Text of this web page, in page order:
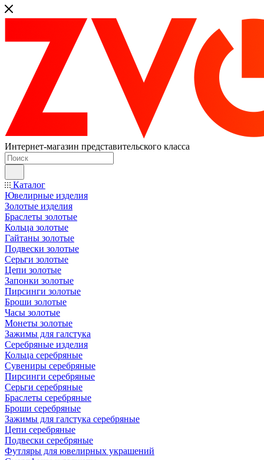
Интернет-магазин представительского класса
Каталог
Ювелирные изделия
Золотые изделия
Браслеты золотые
Кольца золотые
Гайтаны золотые
Подвески золотые
Серьги золотые
Цепи золотые
Запонки золотые
Пирсинги золотые
Броши золотые
Часы золотые
Монеты золотые
Зажимы для галстука
Серебряные изделия
Кольца серебряные
Сувениры серебряные
Пирсинги серебряные
Серьги серебряные
Браслеты серебряные
Броши серебряные
Зажимы для галстука серебряные
Цепи серебряные
Подвески серебряные
Футляры для ювелирных украшений